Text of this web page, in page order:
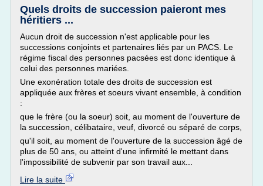
Quels droits de succession paieront mes
héritiers ...
Aucun droit de succession n'est applicable pour les
successions conjoints et partenaires liés par un PACS. Le
régime fiscal des personnes pacsées est donc identique à
celui des personnes mariées.
Une exonération totale des droits de succession est
appliquée aux frères et soeurs vivant ensemble, à condition
:
que le frère (ou la soeur) soit, au moment de l'ouverture de
la succession, célibataire, veuf, divorcé ou séparé de corps,
qu'il soit, au moment de l'ouverture de la succession âgé de
plus de 50 ans, ou atteint d'une infirmité le mettant dans
l'impossibilité de subvenir par son travail aux...
Lire la suite